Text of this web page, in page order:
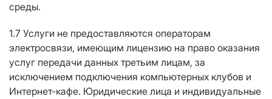
среды.
1.7 Услуги не предоставляются операторам
электросвязи, имеющим лицензию на право оказания
услуг передачи данных третьим лицам, за
исключением подключения компьютерных клубов и
Интернет-кафе. Юридические лица и индивидуальные